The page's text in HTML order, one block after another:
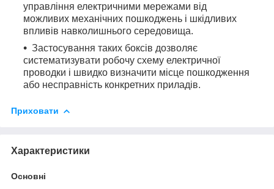
управління електричними мережами від
можливих механічних пошкоджень і шкідливих
впливів навколишнього середовища.
Застосування таких боксів дозволяє
систематизувати робочу схему електричної
проводки і швидко визначити місце пошкодження
або несправність конкретних приладів.
Приховати
Характеристики
Основні